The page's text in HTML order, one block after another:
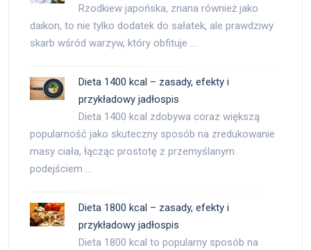
Rzodkiew japońska, znana również jako
daikon, to nie tylko dodatek do sałatek, ale prawdziwy
skarb wśród warzyw, który obfituje …
Dieta 1400 kcal – zasady, efekty i
przykładowy jadłospis
Dieta 1400 kcal zdobywa coraz większą
popularność jako skuteczny sposób na zredukowanie
masy ciała, łącząc prostotę z przemyślanym
podejściem …
Dieta 1800 kcal – zasady, efekty i
przykładowy jadłospis
Dieta 1800 kcal to popularny sposób na